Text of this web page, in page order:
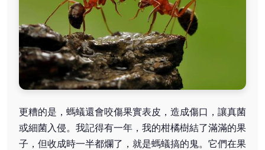
更糟的是，螞蟻還會咬傷果實表皮，造成傷口，讓真菌
或細菌入侵。我記得有一年，我的柑橘樹結了滿滿的果
子，但收成時一半都爛了，就是螞蟻搞的鬼。它們在果